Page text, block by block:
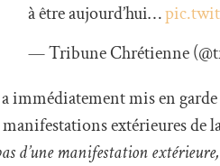
à être aujourd’hui…
— Tribune Chrétienne
immédiatement mis en
extérieures de
d’une manifestation